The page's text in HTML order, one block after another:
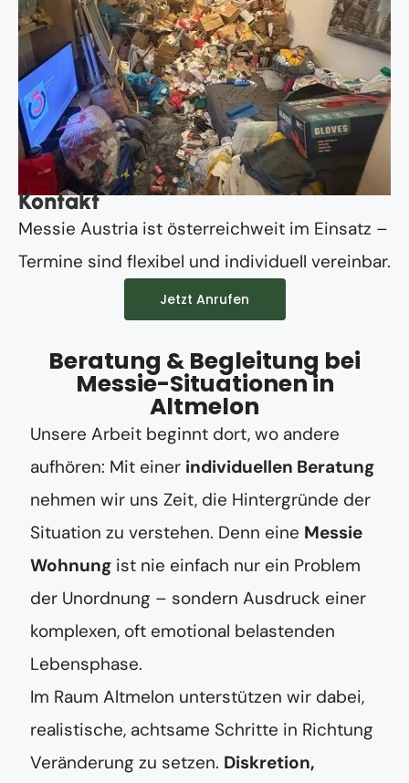
Kontakt
Messie Austria ist österreichweit im Einsatz –
Termine sind flexibel und individuell vereinbar.
Jetzt Anrufen
Beratung & Begleitung bei
Messie-Situationen in
Altmelon
Unsere Arbeit beginnt dort, wo andere
aufhören: Mit einer individuellen Beratung
nehmen wir uns Zeit, die Hintergründe der
Situation zu verstehen. Denn eine Messie
Wohnung ist nie einfach nur ein Problem
der Unordnung – sondern Ausdruck einer
komplexen, oft emotional belastenden
Lebensphase.
Im Raum Altmelon unterstützen wir dabei,
realistische, achtsame Schritte in Richtung
Veränderung zu setzen. Diskretion,